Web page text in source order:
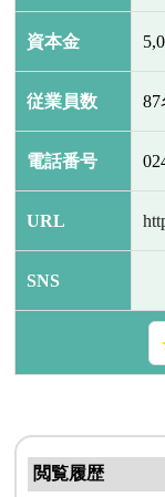
資本金
従業員数 87
電話番号
URL
SNS
閲覧履歴